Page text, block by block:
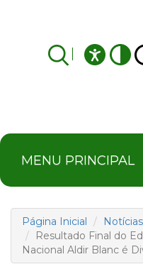
MENU PRINCIPAL
Página Inicial
Notícias
Resultado Final do
Nacional Aldir Blanc é